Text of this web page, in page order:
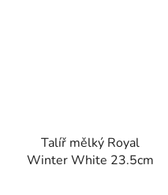
Talíř mělký Royal
Winter White 23.5cm